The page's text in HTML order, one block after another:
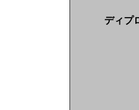
ディプ